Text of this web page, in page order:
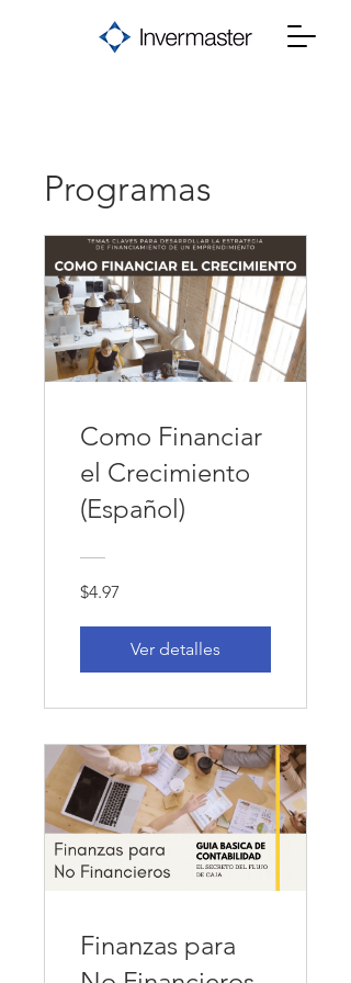
Programas
Como Financiar
el Crecimiento
(Español)
$4.97
Ver detalles
Finanzas para